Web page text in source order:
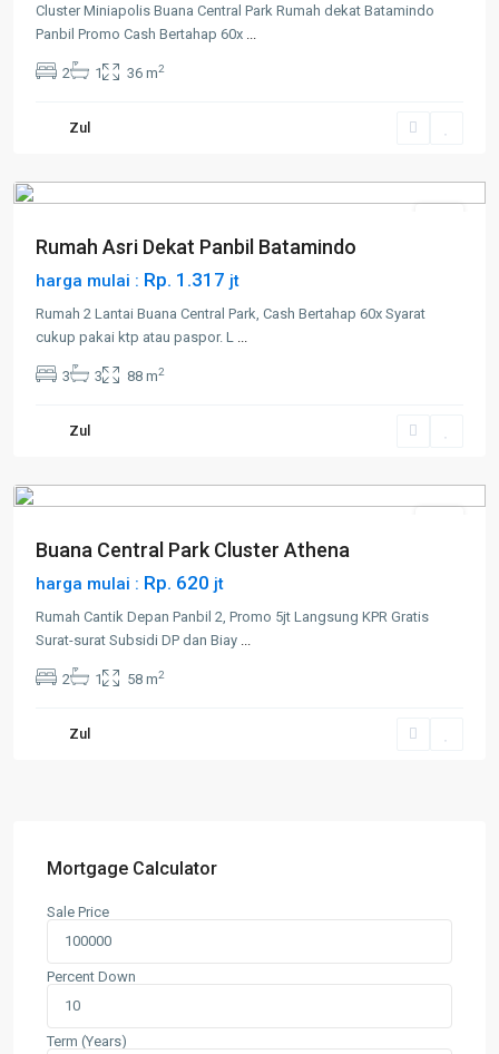
Cluster Miniapolis Buana Central Park Rumah dekat Batamindo
Panbil Promo Cash Bertahap 60x
2 1 36 m2
Zul
Muka
Rumah Asri Dekat Panbil Batamindo
harga mulai : Rp. 1.317 jt
Rumah 2 Lantai Buana Central Park, Cash Bertahap 60x Syarat
cukup pakai ktp atau paspor. L
3 3 88 m2
Zul
Muka
Buana Central Park Cluster Athena
harga mulai : Rp. 620 jt
Rumah Cantik Depan Panbil 2, Promo 5jt Langsung KPR Gratis
Surat-surat Subsidi DP dan Biay
2 1 58 m2
Zul
Mortgage Calculator
Sale Price
Percent Down
Term (Years)